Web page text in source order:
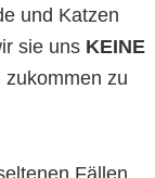
und Katzen
sie uns KEINE
zu
Fällen